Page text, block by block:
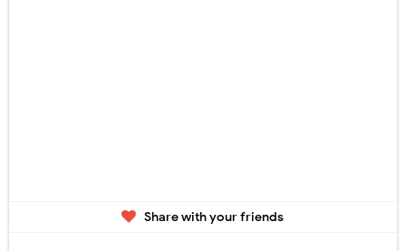
Share with your friends